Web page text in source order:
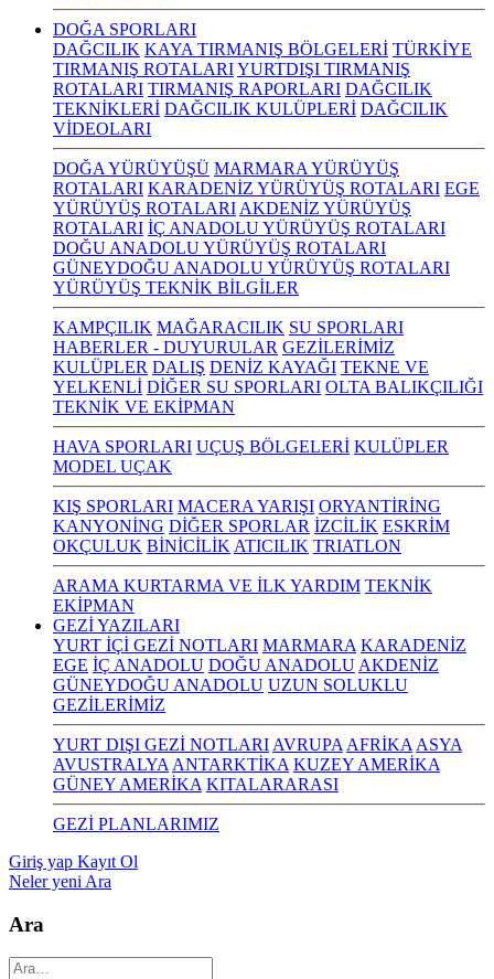
DOĞA SPORLARI
DAĞCILIK KAYA TIRMANIŞ BÖLGELERİ TÜRKİYE
TIRMANIŞ ROTALARIYURTDIŞI TIRMANIŞ
ROTALARI TIRMANIŞ RAPORLARI DAĞCILIK
TEKNİKLERİ DAĞCILIK KULÜPLERİ DAĞCILIK
VİDEOLARI
DOĞA YÜRÜYÜŞÜ MARMARA YÜRÜYÜŞ
ROTALARI KARADENİZ YÜRÜYÜŞ ROTALARI EGE
YÜRÜYÜŞ ROTALARI AKDENİZ YÜRÜYÜŞ
ROTALARI İÇ ANADOLU YÜRÜYÜŞ ROTALARI
DOĞU ANADOLU YÜRÜYÜŞ ROTALARI
GÜNEYDOĞU ANADOLU YÜRÜYÜŞ ROTALARI
YÜRÜYÜŞ TEKNİK BİLGİLER
KAMPÇILIK MAĞARACILIK SU SPORLARI
HABERLER - DUYURULAR GEZİLERİMİZ
KULÜPLER DALIŞ DENİZ KAYAĞI TEKNE VE
YELKENLİ DİĞER SU SPORLARI OLTA BALIKÇILIĞI
TEKNİK VE EKİPMAN
HAVA SPORLARI UÇUŞ BÖLGELERİ KULÜPLER
MODEL UÇAK
KIŞ SPORLARI MACERA YARIŞI ORYANTİRİNG
KANYONİNG DİĞER SPORLAR İZCİLİK ESKRİM
OKÇULUK BİNİCİLİK ATICILIK TRIATLON
ARAMA KURTARMA VE İLK YARDIM TEKNİK
EKİPMAN
GEZİ YAZILARI
YURT İÇİ GEZİ NOTLARI MARMARA KARADENİZ
EGE İÇ ANADOLU DOĞU ANADOLU AKDENİZ
GÜNEYDOĞU ANADOLU UZUN SOLUKLU
GEZİLERİMİZ
YURT DIŞI GEZİ NOTLARI AVRUPA AFRİKA ASYA
AVUSTRALYA ANTARKTİKA KUZEY AMERİKA
GÜNEY AMERİKA KITALARARASI
GEZİ PLANLARIMIZ
Giriş yap Kayıt Ol
Neler yeni Ara
Ara